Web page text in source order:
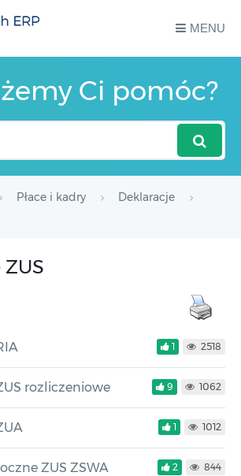
MENU
Ci pomóc?
Płace i kadry
Deklaracje
1 2518
rozliczeniowe 9 1062
1 1012
ZUS ZSWA 2 844